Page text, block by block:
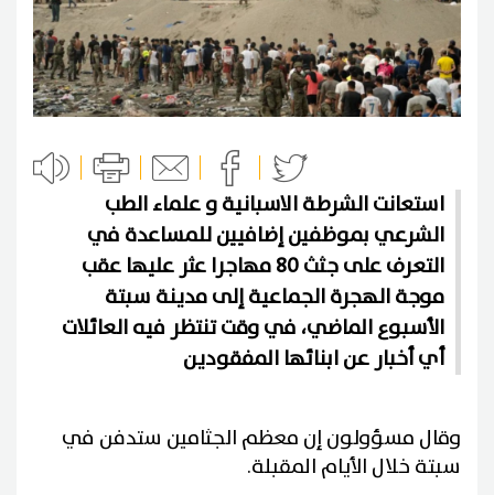
استعانت الشرطة الاسبانية و علماء الطب
الشرعي بموظفين إضافيين للمساعدة في
التعرف على جثث 80 مهاجرا عثر عليها عقب
موجة الهجرة الجماعية إلى مدينة سبتة
الأسبوع الماضي، في وقت تنتظر فيه العائلات
أي أخبار عن ابنائها المفقودين
وقال مسؤولون إن معظم الجثامين ستدفن في
سبتة خلال الأيام المقبلة.